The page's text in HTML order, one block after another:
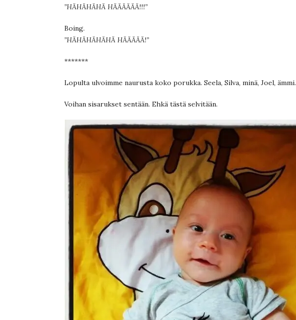
”HÄHÄHÄHÄ HÄÄÄÄÄÄ!!!”
Boing.
”HÄHÄHÄHÄHÄ HÄÄÄÄÄ!”
*******
Lopulta ulvoimme naurusta koko porukka. Seela, Silva, minä, Joel, ämmi.
Voihan sisarukset sentään. Ehkä tästä selvitään.